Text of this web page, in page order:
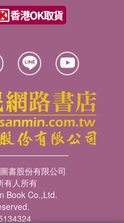
星際專家」。
不知道。
類從哪裡來？
，2022年拍攝的
然點出 遠古人類建造月球
密。
直徑是台灣南北長度的的10
河流稻田樹木。
Day）是一部於
裡面的「外星巨大戰艦」是
的真實模型。
時期外星艦隊入侵地球
羿突襲外星艦隊
多年前的地理百科全書
不是負心人 危急中奔月
轉世人間 恩怨何時了
是月宮人 羽衣一曲憶當年
河系兩大外星勢力同時來
之迷 另外空間的真相
人 佔領地球的五大步驟
逃到太陽系的外星人
過宇宙大淨化的重重危機
書股份有限公司
有人所有
Book Co.,Ltd.